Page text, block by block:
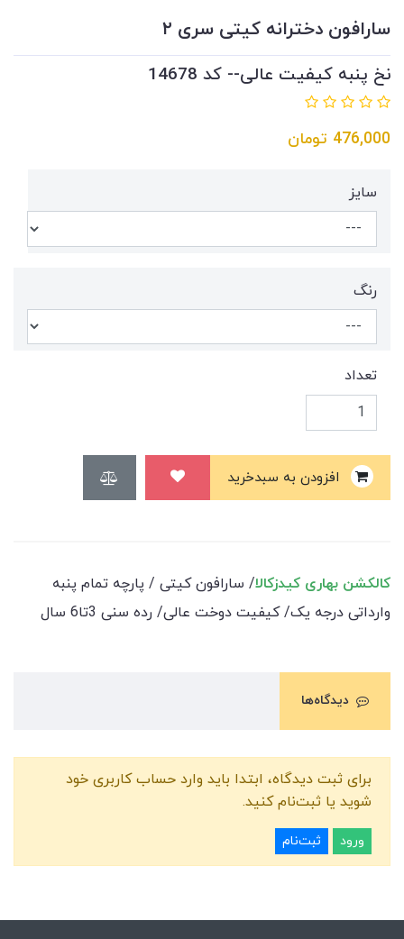
سارافون دخترانه کیتی سری ۲
نخ پنبه کیفیت عالی-- کد 14678
476,000 تومان
سایز
رنگ
تعداد
کالکشن بهاری کیدزکالا/ سارافون کیتی / پارچه تمام پنبه
وارداتی درجه یک/ کیفیت دوخت عالی/ رده سنی 3تا6 سال
دیدگاه‌ها
برای ثبت دیدگاه، ابتدا باید وارد حساب کاربری خود
شوید یا ثبت‌نام کنید.
ورود ثبت‌نام